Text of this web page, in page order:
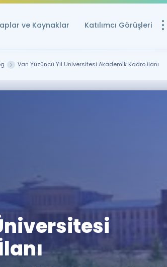
ve Kaynaklar Katılımcı Görüşleri
Ücretsiz
ÖSYM Sınav
Kampanyalar
Eğitim ve
Van Yüzüncü Yıl Üniversitesi Akademik Kadro İlanı